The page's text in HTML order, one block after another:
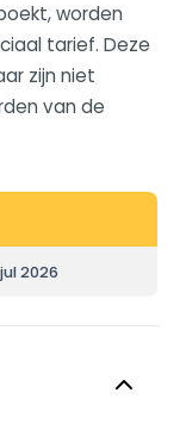
worden
tarief. Deze
zijn niet
van de
2026